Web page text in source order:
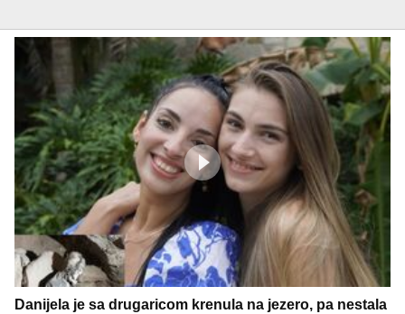
Danijela je sa drugaricom krenula na jezero, pa nestala